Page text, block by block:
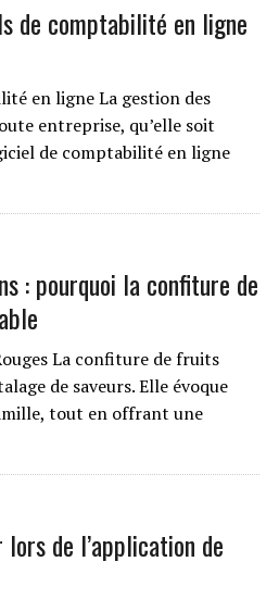
de comptabilité en ligne
en ligne La gestion des
entreprise, qu’elle soit
de comptabilité en ligne
: pourquoi la confiture de
La confiture de fruits
de saveurs. Elle évoque
tout en offrant une
de l’application de